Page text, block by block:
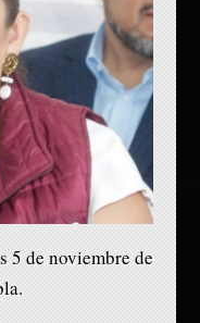
5 de noviembre de